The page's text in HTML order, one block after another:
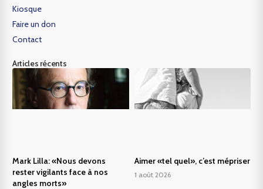
Kiosque
Faire un don
Contact
Articles récents
Mark Lilla: «Nous devons
rester vigilants face à nos
angles morts»
Aimer «tel quel», c’est mépriser
1 août 2026